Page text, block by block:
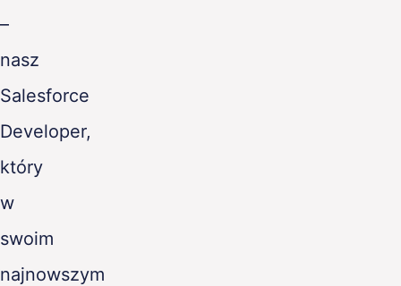
–
nasz
Salesforce
Developer,
który
w
swoim
najnowszym